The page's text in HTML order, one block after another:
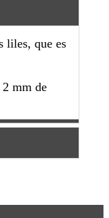
liles, que es
mm de